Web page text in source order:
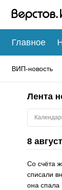
Главное
ВИП-новость
Лента
8
Со счёта
списали
она спала